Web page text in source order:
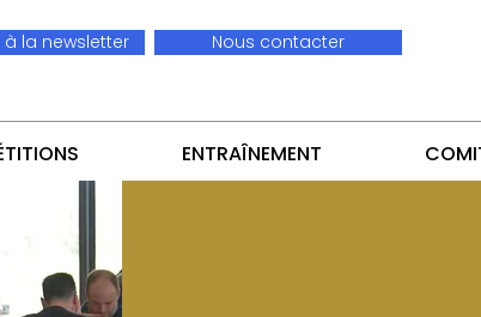
la newsletter Nous contacter
ENTRAÎNEMENT